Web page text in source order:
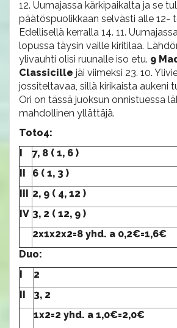
12. Uumajassa kärkipaikalta ja se
päätöspuolikkaan selvästi alle 12-
Edellisellä kerralla 14. 11.
lopussa täysin vaille kiritilaa.
ylivauhti olisi ruunalle iso etu. 9
Classicille jäi viimeksi 23. 10.
jossiteltavaa, sillä kirikaista aukeni
Ori on tässä juoksun onnistuessa
mahdollinen yllättäjä.
Toto4:
I
7, 8 ( 1, 6 )
II
6 ( 1, 3 )
III 2, 9 ( 4, 12 )
IV 3, 2 ( 12, 9 )
2x1x2x2=8 yhd. a 0,2€=1,6€
Duo:
I
2
II
3, 2
1x2=2 yhd. a 1,0€=2,0€